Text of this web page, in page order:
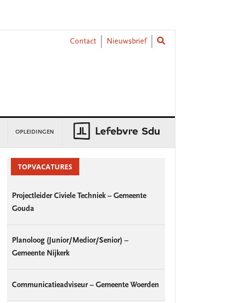
Contact
Nieuwsbrief
OPLEIDINGEN
SidebarTOPVACATURES
Projectleider Civiele Techniek – Gemeente
Gouda
Planoloog (Junior/Medior/Senior) –
Gemeente Nijkerk
Communicatieadviseur – Gemeente Woerden